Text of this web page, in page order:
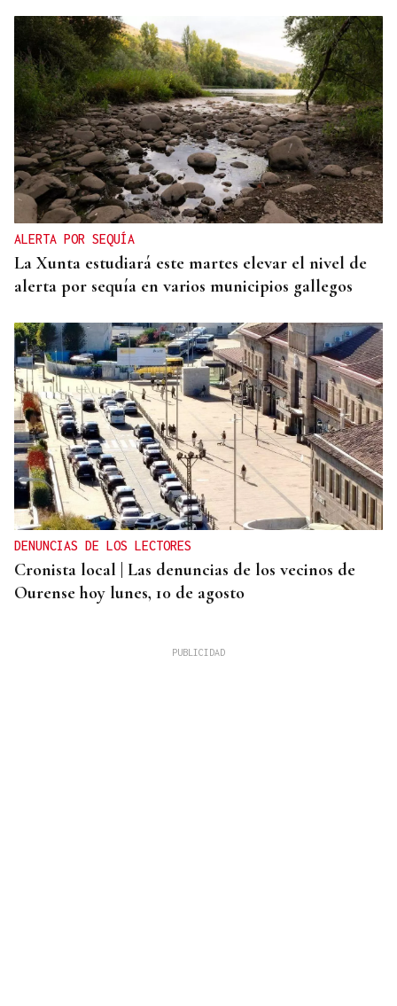
ALERTA POR SEQUÍA
La Xunta estudiará este martes elevar el nivel de
alerta por sequía en varios municipios gallegos
DENUNCIAS DE LOS LECTORES
Cronista local | Las denuncias de los vecinos de
Ourense hoy lunes, 10 de agosto